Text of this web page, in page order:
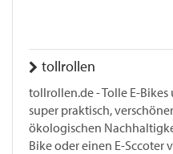
tollrollen
tollrollen.de - Tolle E-
super praktisch,
ökologischen
Bike oder einen E-